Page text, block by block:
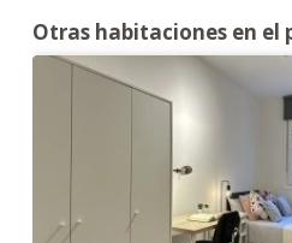
Otras habitaciones en el